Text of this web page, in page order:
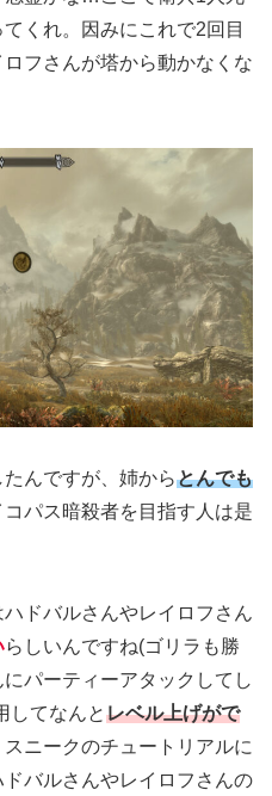
くれ。因みにこれで2回目
フさんが塔から動かなくな
んですが、姉からとんでも
パス暗殺者を目指す人は是
ドバルさんやレイロフさん
らしいんですね(ゴリラも勝
パーティーアタックしてし
してなんとレベル上げがで
ニークのチュートリアルに
バルさんやレイロフさんの